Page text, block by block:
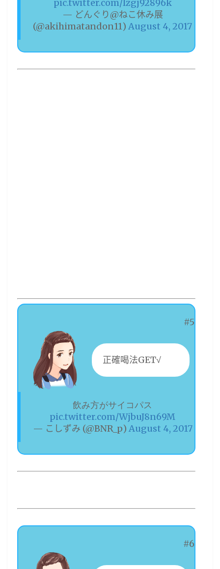
pic.twitter.com/lzgj92896k
— どんぐり@ねこ休み展
(@akihimatandon11) August 4, 2017
#5
正確喝法GET√
飲み方がサイコパス
pic.twitter.com/WjbuJ8n69M
— こしずみ (@BNR_p) August 4, 2017
#6